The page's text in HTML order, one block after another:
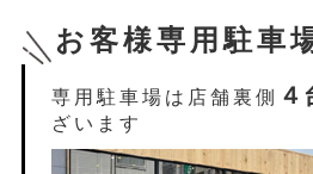
お客様専用駐車
専用駐車場は店舗裏側 ４
ざいます